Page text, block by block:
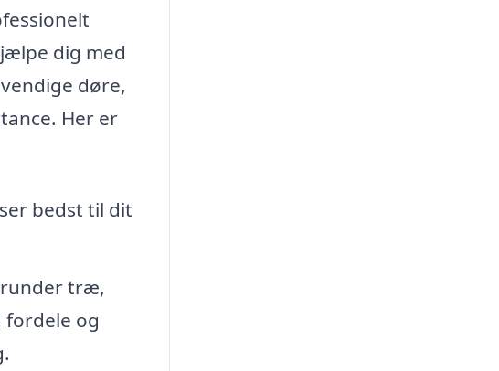
dig med
døre,
Her er
bedst til dit
træ,
fordele og